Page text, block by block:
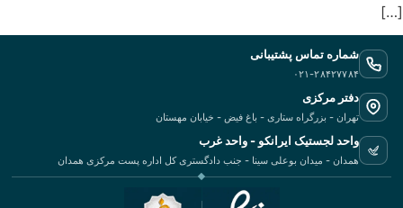
[…]
شماره تماس پشتیبانی
۰۲۱-۲۸۴۲۷۷۸۴
دفتر مرکزی
تهران - بزرگراه ستاری - باغ فیض - خیابان مهستان
واحد لجستیک ایرانکو - واحد غرب
همدان - میدان بوعلی سینا - جنب دادگستری کل اداره پست مرکزی همدان